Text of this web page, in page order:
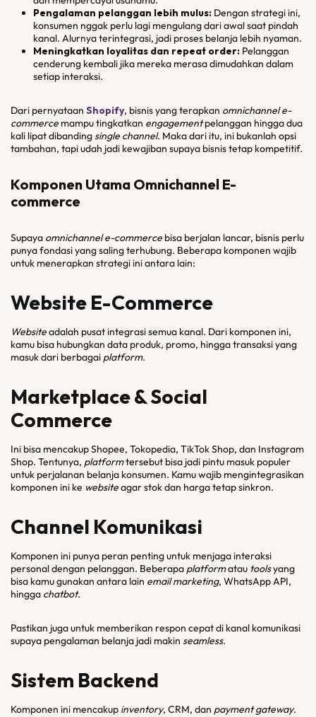
Pengalaman pelanggan lebih mulus: Dengan strategi ini,
konsumen nggak perlu lagi mengulang dari awal saat pindah
kanal. Alurnya terintegrasi, jadi proses belanja lebih nyaman.
Meningkatkan loyalitas dan repeat order: Pelanggan
cenderung kembali jika mereka merasa dimudahkan dalam
setiap interaksi.
Dari pernyataan Shopify, bisnis yang terapkan omnichannel e-
commerce mampu tingkatkan engagementpelanggan hingga dua
kali lipat dibanding single channel. Maka dari itu, ini bukanlah opsi
tambahan, tapi udah jadi kewajiban supaya bisnis tetap kompetitif.
Komponen Utama Omnichannel E-
commerce
Supaya omnichannel e-commerce bisa berjalan lancar, bisnis perlu
punya fondasi yang saling terhubung. Beberapa komponen wajib
untuk menerapkan strategi ini antara lain:
Website E-Commerce
Websiteadalah pusat integrasi semua kanal. Dari komponen ini,
kamu bisa hubungkan data produk, promo, hingga transaksi yang
masuk dari berbagai platform.
Marketplace & Social
Commerce
Ini bisa mencakup Shopee, Tokopedia, TikTok Shop, dan Instagram
Shop. Tentunya, platformtersebut bisa jadi pintu masuk populer
untuk perjalanan belanja konsumen. Kamu wajib mengintegrasikan
komponen ini ke websiteagar stok dan harga tetap sinkron.
Channel Komunikasi
Komponen ini punya peran penting untuk menjaga interaksi
personal dengan pelanggan. Beberapa platformatau toolsyang
bisa kamu gunakan antara lain email marketing, WhatsApp API,
hingga chatbot.
Pastikan juga untuk memberikan respon cepat di kanal komunikasi
supaya pengalaman belanja jadi makin seamless.
Sistem Backend
Komponen ini mencakup inventory, CRM, dan payment gateway.